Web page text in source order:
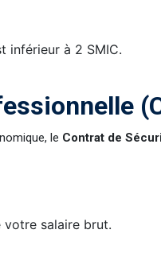
inférieur à 2 SMIC.
le Contrat de
votre salaire brut.